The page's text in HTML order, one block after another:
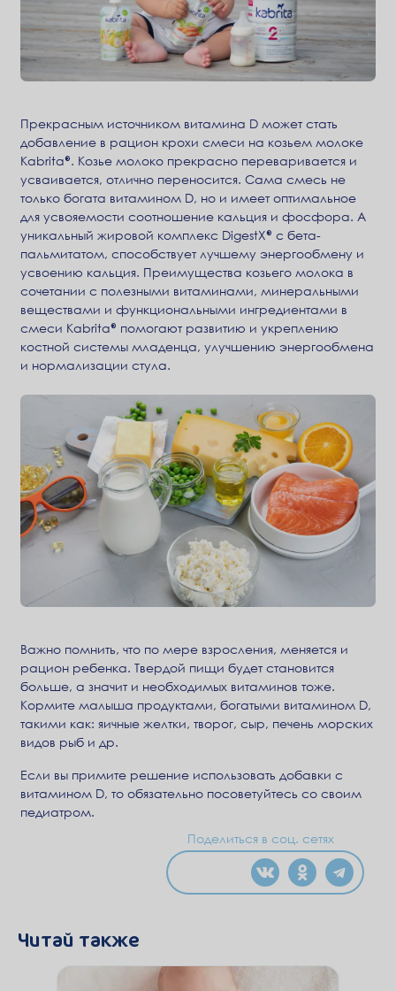
Прекрасным источником витамина D может стать
добавление в рацион крохи смеси на козьем молоке
Kabrita®. Козье молоко прекрасно переваривается и
усваивается, отлично переносится. Сама смесь не
только богата витамином D, но и имеет оптимальное
для усвояемости соотношение кальция и фосфора. А
уникальный жировой комплекс DigestX® с бета-
пальмитатом, способствует лучшему энергообмену и
усвоению кальция. Преимущества козьего молока в
сочетании с полезными витаминами, минеральными
веществами и функциональными ингредиентами в
смеси Kabrita® помогают развитию и укреплению
костной системы младенца, улучшению энергообмена
и нормализации стула.
Важно помнить, что по мере взросления, меняется и
рацион ребенка. Твердой пищи будет становится
больше, а значит и необходимых витаминов тоже.
Кормите малыша продуктами, богатыми витамином D,
такими как: яичные желтки, творог, сыр, печень морских
видов рыб и др.
Если вы примите решение использовать добавки с
витамином D, то обязательно посоветуйтесь со своим
педиатром.
Поделиться в соц. сетях
Читай также